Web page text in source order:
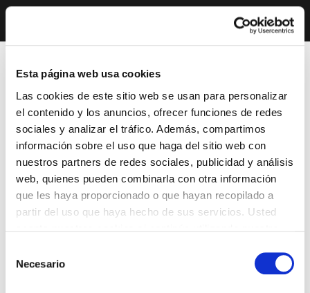
Esta página web usa cookies
Las cookies de este sitio web se usan para personalizar
el contenido y los anuncios, ofrecer funciones de redes
sociales y analizar el tráfico. Además, compartimos
información sobre el uso que haga del sitio web con
nuestros partners de redes sociales, publicidad y análisis
web, quienes pueden combinarla con otra información
que les haya proporcionado o que hayan recopilado a
partir del uso que haya hecho de sus servicios. Usted
Necesario